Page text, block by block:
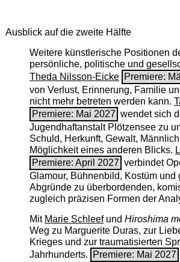
Ausblick auf die zweite Hälfte
Weitere künstlerische Positionen
persönliche, politische und
Theda Nilsson-Eicke Premiere:
von Verlust, Erinnerung, Familie
nicht mehr betreten werden kann.
Premiere: Mai 2027 wendet sich
Jugendhaftanstalt Plötzensee zu
Schuld, Herkunft, Gewalt,
Möglichkeit eines anderen Blicks.
Premiere: April 2027 verbindet
Glamour, Bühnenbild, Kostüm und
Abgründe zu überbordenden,
zugleich präzisen Formen der
Mit Marie Schleefund Hiroshima
Weg zu Marguerite Duras, zur
Krieges und zur traumatisierten
Jahrhunderts.
Premiere: Mai 2027